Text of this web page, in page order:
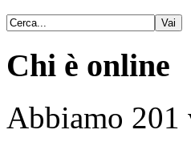
Chi è online
Abbiamo 201